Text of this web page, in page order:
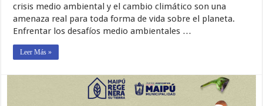
crisis medio ambiental y el cambio climático son una
amenaza real para toda forma de vida sobre el planeta.
Enfrentar los desafíos medio ambientales …
Leer Más »